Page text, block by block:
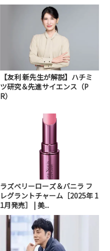
【友利 新先生が解説】ハチミ
ツ研究＆先進サイエンス（P
R）
ラズベリーローズ＆バニラ フ
レグラントチャーム［2025年 1
1月発売］ | 美...